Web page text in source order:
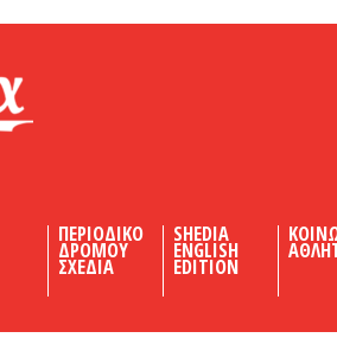
ΠΕΡΙΟΔΙΚΟ
ΔΡΟΜΟΥ
ΣΧΕΔΙΑ
SHEDIA
ENGLISH
EDITION